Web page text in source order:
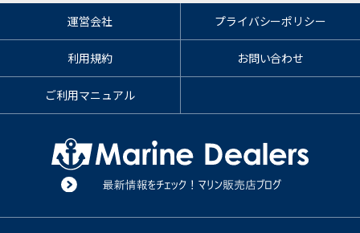
運営会社 プライバシーポリシー
利用規約 お問い合わせ
ご利用マニュアル